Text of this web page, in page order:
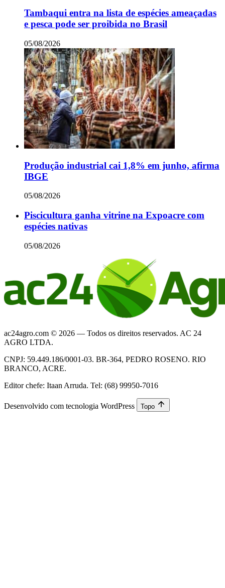
Tambaqui entra na lista de espécies ameaçadas
e pesca pode ser proibida no Brasil
05/08/2026
Produção industrial cai 1,8% em junho, afirma
IBGE
05/08/2026
Piscicultura ganha vitrine na Expoacre com
espécies nativas
05/08/2026
ac24agro.com © 2026 — Todos os direitos reservados. AC 24
AGRO LTDA.
CNPJ: 59.449.186/0001-03. BR-364, PEDRO ROSENO. RIO
BRANCO, ACRE.
Editor chefe: Itaan Arruda. Tel: (68) 99950-7016
Desenvolvido com tecnologia WordPress Topo